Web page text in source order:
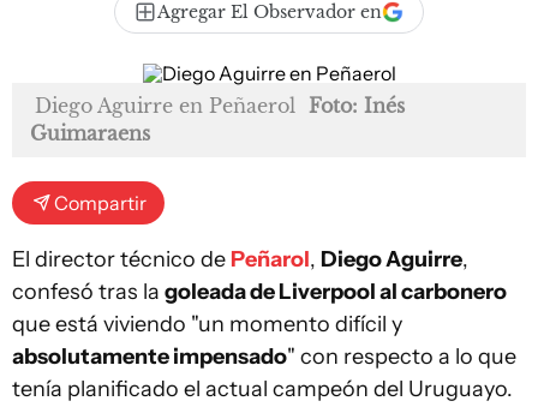
Agregar El Observador en
Diego Aguirre en Peñaerol Foto: Inés
Guimaraens
Compartir
El director técnico de Peñarol, Diego Aguirre,
confesó tras la goleada de Liverpool al carbonero
que está viviendo "un momento difícil y
absolutamente impensado" con respecto a lo que
tenía planificado el actual campeón del Uruguayo.